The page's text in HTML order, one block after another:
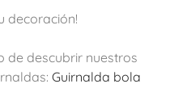
decoración!
de descubrir nuestros
Guirnalda bola